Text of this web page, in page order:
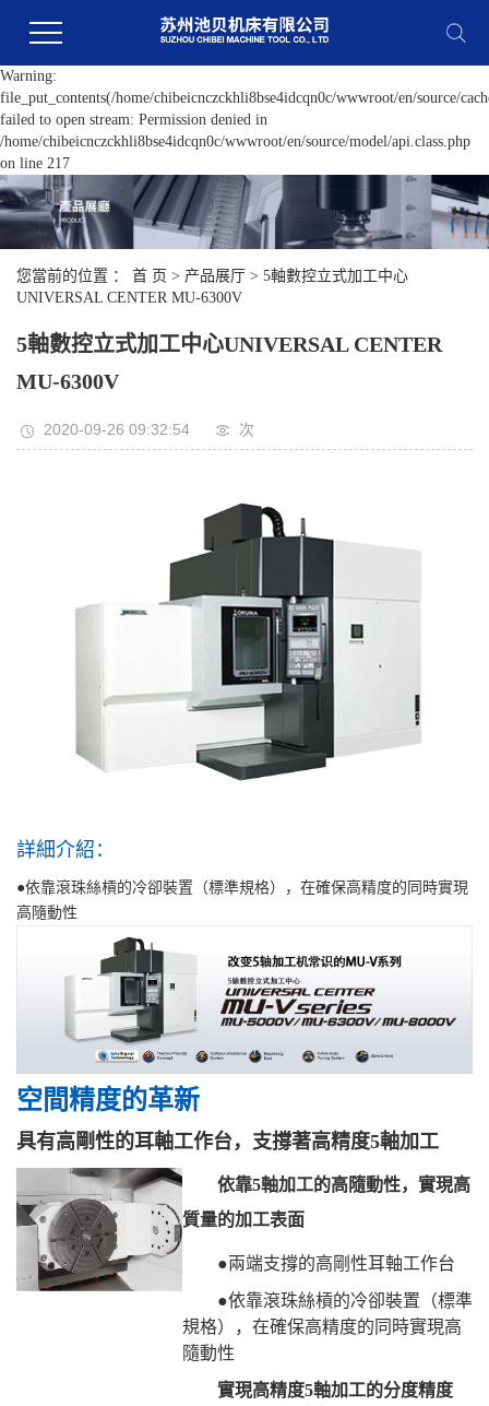
Warning:
file_put_contents(/home/chibeicnczckhli8bse4idcqn0c/wwwroot/en/source/
failed to open stream: Permission denied in
/home/chibeicnczckhli8bse4idcqn0c/wwwroot/en/source/model/api.class.php
on line 217
您當前的位置 ： 首 页 > 产品展厅 > 5軸數控立式加工中心
UNIVERSAL CENTER MU-6300V
5軸數控立式加工中心UNIVERSAL CENTER
MU-6300V
2020-09-26 09:32:54 次
詳細介紹：
●依靠滾珠絲槓的冷卻裝置（標準規格），在確保高精度的同時實現
高隨動性
空間精度的革新
具有高剛性的耳軸工作台，支撐著高精度5軸加工
依靠5軸加工的高隨動性，實現高
質量的加工表面
●兩端支撐的高剛性耳軸工作台
●依靠滾珠絲槓的冷卻裝置（標準
規格），在確保高精度的同時實現高
隨動性
實現高精度5軸加工的分度精度